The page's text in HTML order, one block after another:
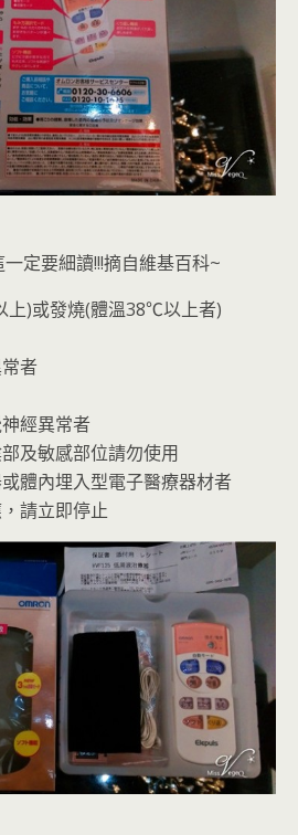
定要細讀!!!摘自維基百科~
上)或發燒(體溫38℃以上者)
者
經異常者
及敏感部位請勿使用
體內埋入型電子醫療器材者
請立即停止